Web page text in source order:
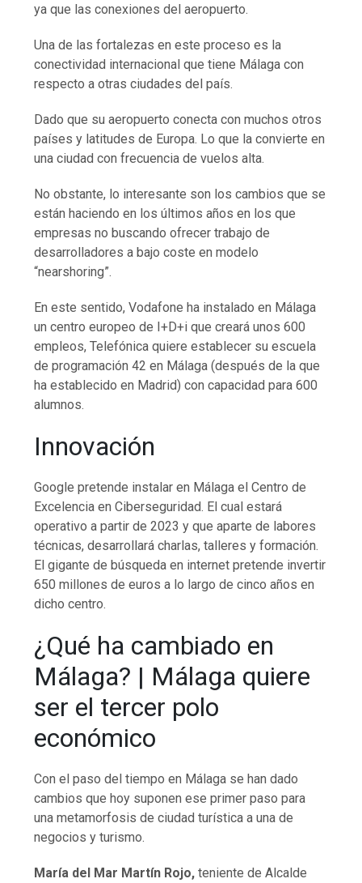
ya que las conexiones del aeropuerto.
Una de las fortalezas en este proceso es la
conectividad internacional que tiene Málaga con
respecto a otras ciudades del país.
Dado que su aeropuerto conecta con muchos otros
países y latitudes de Europa. Lo que la convierte en
una ciudad con frecuencia de vuelos alta.
No obstante, lo interesante son los cambios que se
están haciendo en los últimos años en los que
empresas no buscando ofrecer trabajo de
desarrolladores a bajo coste en modelo
“nearshoring”.
En este sentido, Vodafone ha instalado en Málaga
un centro europeo de I+D+i que creará unos 600
empleos, Telefónica quiere establecer su escuela
de programación 42 en Málaga (después de la que
ha establecido en Madrid) con capacidad para 600
alumnos.
Innovación
Google pretende instalar en Málaga el Centro de
Excelencia en Ciberseguridad. El cual estará
operativo a partir de 2023 y que aparte de labores
técnicas, desarrollará charlas, talleres y formación.
El gigante de búsqueda en internet pretende invertir
650 millones de euros a lo largo de cinco años en
dicho centro.
¿Qué ha cambiado en
Málaga? | Málaga quiere
ser el tercer polo
económico
Con el paso del tiempo en Málaga se han dado
cambios que hoy suponen ese primer paso para
una metamorfosis de ciudad turística a una de
negocios y turismo.
María del Mar Martín Rojo,teniente de Alcalde